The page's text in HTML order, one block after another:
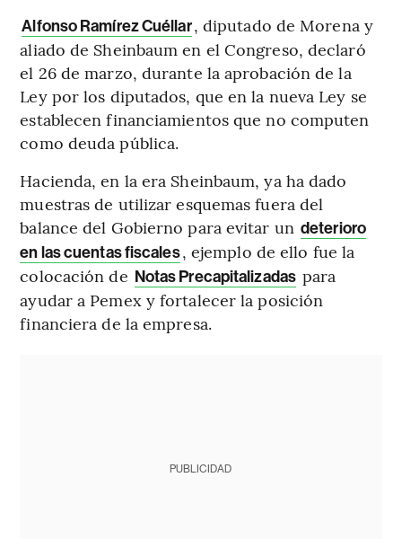
Alfonso Ramírez Cuéllar, diputado de Morena y
aliado de Sheinbaum en el Congreso, declaró
el 26 de marzo, durante la aprobación de la
Ley por los diputados, que en la nueva Ley se
establecen financiamientos que no computen
como deuda pública.
Hacienda, en la era Sheinbaum, ya ha dado
muestras de utilizar esquemas fuera del
balance del Gobierno para evitar un deterioro
en las cuentas fiscales, ejemplo de ello fue la
colocación de Notas Precapitalizadas para
ayudar a Pemex y fortalecer la posición
financiera de la empresa.
PUBLICIDAD